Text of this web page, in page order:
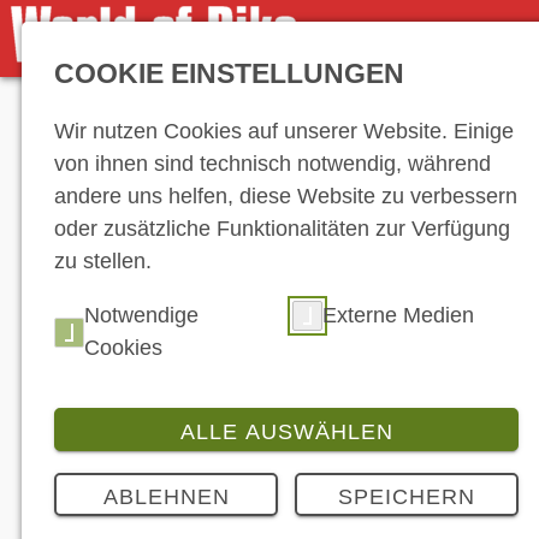
Hersteller-
COOKIE EINSTELLUNGEN
Wir nutzen Cookies auf unserer Website. Einige
von ihnen sind technisch notwendig, während
andere uns helfen, diese Website zu verbessern
oder zusätzliche Funktionalitäten zur Verfügung
zu stellen.
Notwendige
Cookies
Externe Medien
ALLE AUSWÄHLEN
ABLEHNEN SPEICHERN